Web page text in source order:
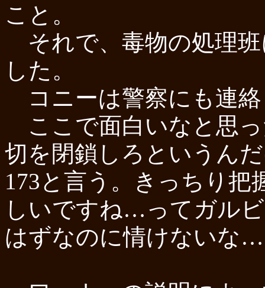
こと。
それで、毒物の処理
した。
コニーは警察にも連
ここで面白いなと思
切を閉鎖しろというん
173と言う。きっちり把
しいですね…ってガル
はずなのに情けないな